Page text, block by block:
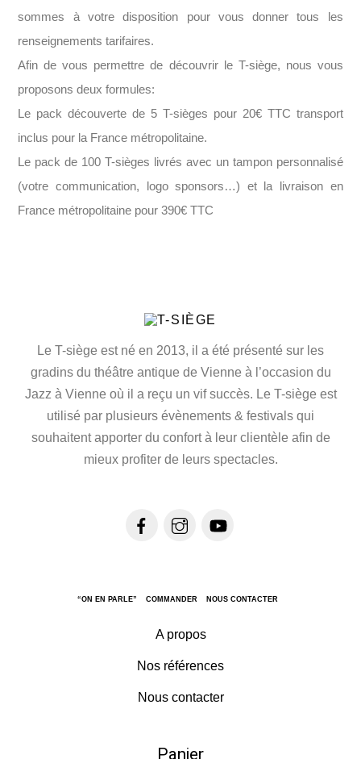
sommes à votre disposition pour vous donner tous les
renseignements tarifaires.
Afin de vous permettre de découvrir le T-siège, nous vous
proposons deux formules:
Le pack découverte de 5 T-sièges pour 20€ TTC transport
inclus pour la France métropolitaine.
Le pack de 100 T-sièges livrés avec un tampon personnalisé
(votre communication, logo sponsors…) et la livraison en
France métropolitaine pour 390€ TTC
Le T-siège est né en 2013, il a été présenté sur les
gradins du théâtre antique de Vienne à l’occasion du
Jazz à Vienne où il a reçu un vif succès. Le T-siège est
utilisé par plusieurs évènements & festivals qui
souhaitent apporter du confort à leur clientèle afin de
mieux profiter de leurs spectacles.
“ON EN PARLE” COMMANDER NOUS CONTACTER
A propos
Nos références
Nous contacter
Panier